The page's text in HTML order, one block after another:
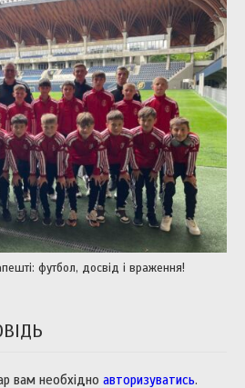
футбол, досвід і враження!
вам необхідно авторизуватись.